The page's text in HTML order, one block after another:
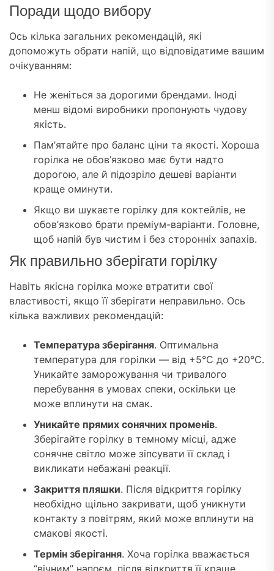
Поради щодо вибору
Ось кілька загальних рекомендацій, які
допоможуть обрати напій, що відповідатиме вашим
очікуванням:
Не женіться за дорогими брендами. Іноді
менш відомі виробники пропонують чудову
якість.
Пам’ятайте про баланс ціни та якості. Хороша
горілка не обов’язково має бути надто
дорогою, але й підозріло дешеві варіанти
краще оминути.
Якщо ви шукаєте горілку для коктейлів, не
обов’язково брати преміум-варіанти. Головне,
щоб напій був чистим і без сторонніх запахів.
Як правильно зберігати горілку
Навіть якісна горілка може втратити свої
властивості, якщо її зберігати неправильно. Ось
кілька важливих рекомендацій:
Температура зберігання. Оптимальна
температура для горілки — від +5°C до +20°C.
Уникайте заморожування чи тривалого
перебування в умовах спеки, оскільки це
може вплинути на смак.
Уникайте прямих сонячних променів.
Зберігайте горілку в темному місці, адже
сонячне світло може зіпсувати її склад і
викликати небажані реакції.
Закриття пляшки. Після відкриття горілку
необхідно щільно закривати, щоб уникнути
контакту з повітрям, який може вплинути на
смакові якості.
Термін зберігання. Хоча горілка вважається